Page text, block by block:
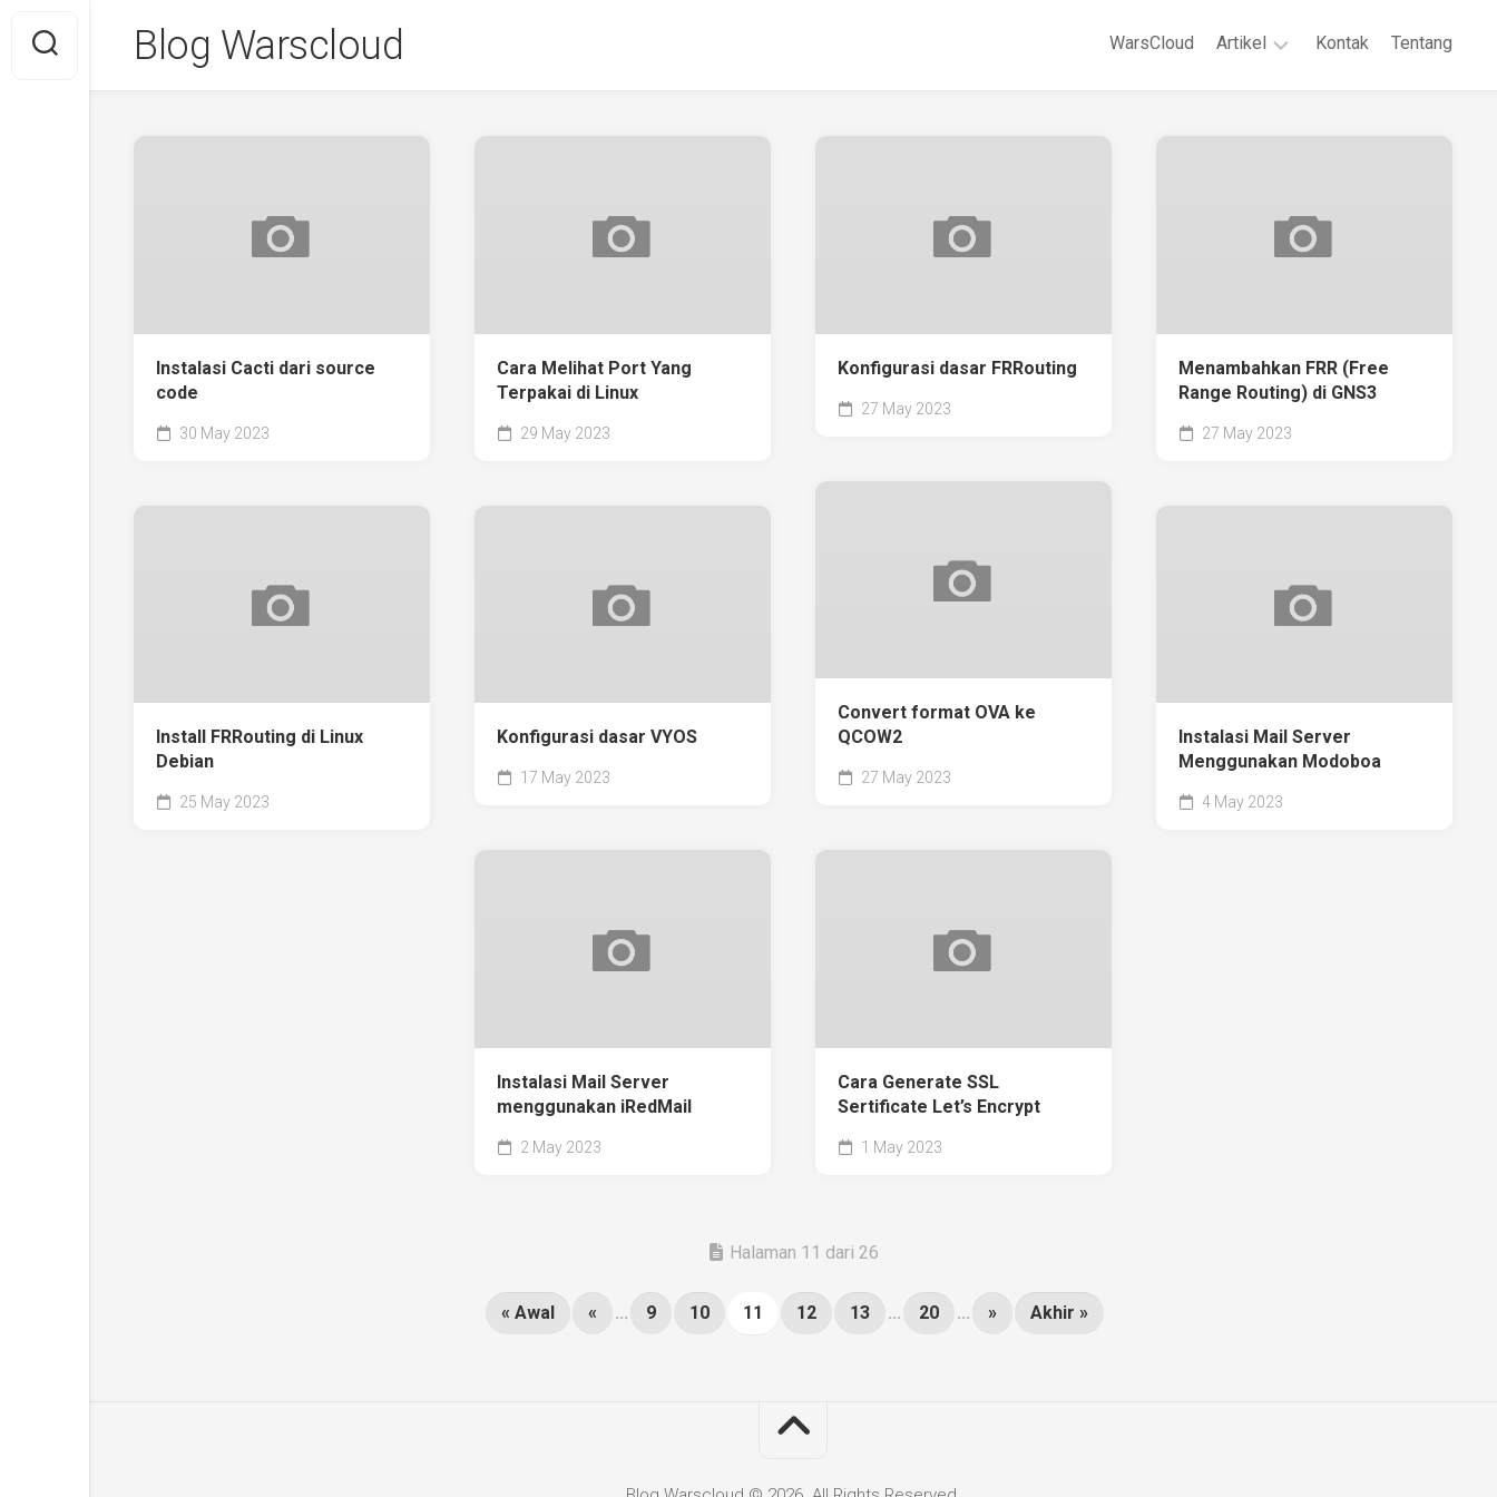
content
Blog Warscloud WarsCloud Artikel
WordPreses
Kontak Tentang
Instalasi Cacti dari source
code
30 May 2023
Cara Melihat Port Yang
Terpakai di Linux
29 May 2023
Konfigurasi dasar FRRouting
27 May 2023
Menambahkan FRR (Free
Range Routing) di GNS3
27 May 2023
Convert format OVA ke
QCOW2
27 May 2023
Install FRRouting di Linux
Debian
25 May 2023
Konfigurasi dasar VYOS
17 May 2023
Instalasi Mail Server
Menggunakan Modoboa
4 May 2023
Instalasi Mail Server
menggunakan iRedMail
2 May 2023
Cara Generate SSL
Sertificate Let’s Encrypt
1 May 2023
Halaman 11 dari 26
« Awal « ... 9 10 11 12 13 ... 20 ... » Akhir »